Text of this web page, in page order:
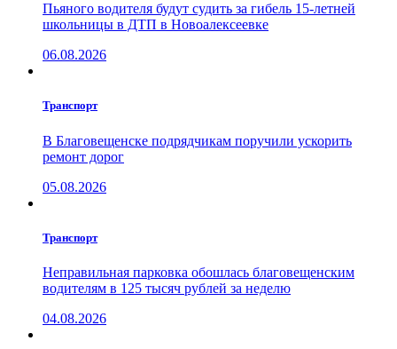
Пьяного водителя будут судить за гибель 15-летней
школьницы в ДТП в Новоалексеевке
06.08.2026
Транспорт
В Благовещенске подрядчикам поручили ускорить
ремонт дорог
05.08.2026
Транспорт
Неправильная парковка обошлась благовещенским
водителям в 125 тысяч рублей за неделю
04.08.2026